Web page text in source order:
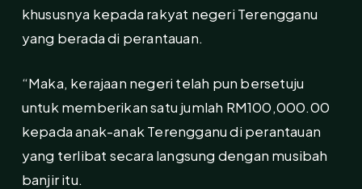
khususnya kepada rakyat negeri Terengganu
yang berada di perantauan.
“Maka, kerajaan negeri telah pun bersetuju
untuk memberikan satu jumlah RM100,000.00
kepada anak-anak Terengganu di perantauan
yang terlibat secara langsung dengan musibah
banjir itu.